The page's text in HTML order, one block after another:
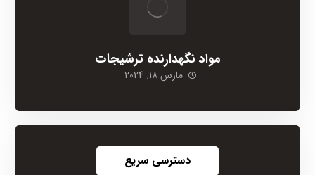
مواد نگهدارنده ترشیجات
مارس 18, 2024
دسترسی سریع